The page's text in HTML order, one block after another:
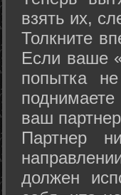
взять их,
Толкните
Если ваше
попытка
ваш
Партнер
должен